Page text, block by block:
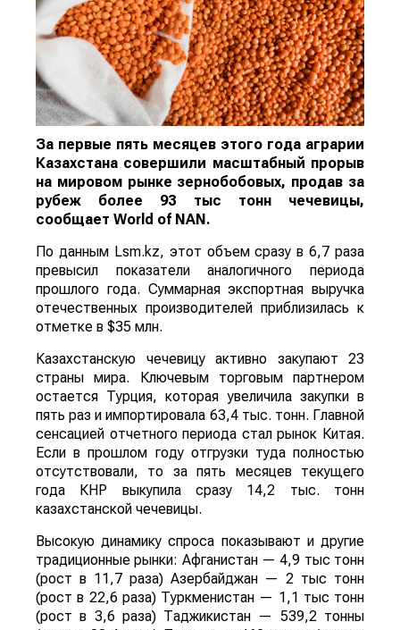
За первые пять месяцев этого года аграрии
Казахстана совершили масштабный прорыв
на мировом рынке зернобобовых, продав за
рубеж более 93 тыс тонн чечевицы,
сообщает World of NAN .
По данным Lsm.kz, этот объем сразу в 6,7 раза
превысил показатели аналогичного периода
прошлого года. Суммарная экспортная выручка
отечественных производителей приблизилась к
отметке в $35 млн.
Казахстанскую чечевицу активно закупают 23
страны мира. Ключевым торговым партнером
остается Турция, которая увеличила закупки в
пять раз и импортировала 63,4 тыс. тонн. Главной
сенсацией отчетного периода стал рынок Китая.
Если в прошлом году отгрузки туда полностью
отсутствовали, то за пять месяцев текущего
года КНР выкупила сразу 14,2 тыс. тонн
казахстанской чечевицы.
Высокую динамику спроса показывают и другие
традиционные рынки: Афганистан — 4,9 тыс тонн
(рост в 11,7 раза) Азербайджан — 2 тыс тонн
(рост в 22,6 раза) Туркменистан — 1,1 тыс тонн
(рост в 3,6 раза) Таджикистан — 539,2 тонны